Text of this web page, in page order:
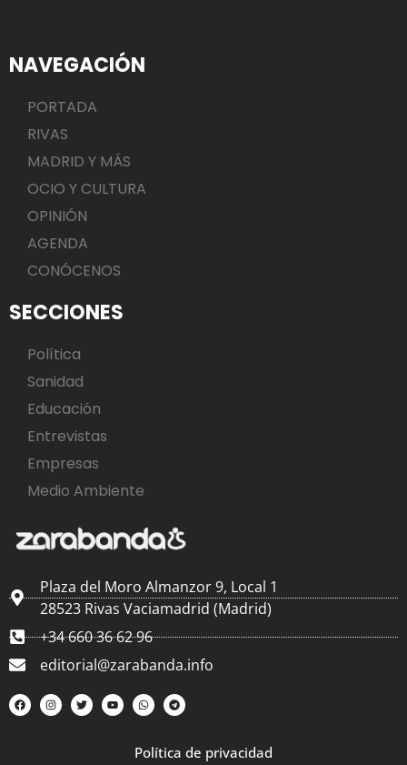
NAVEGACIÓN
PORTADA
RIVAS
MADRID Y MÁS
OCIO Y CULTURA
OPINIÓN
AGENDA
CONÓCENOS
SECCIONES
Política
Sanidad
Educación
Entrevistas
Empresas
Medio Ambiente
Plaza del Moro Almanzor 9, Local 1
28523 Rivas Vaciamadrid (Madrid)
+34 660 36 62 96
editorial@zarabanda.info
Política de privacidad